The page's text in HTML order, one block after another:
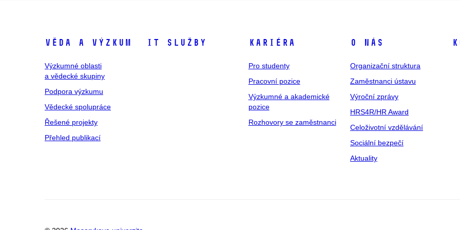
Věda a výzkum
Výzkumné oblasti
a vědecké skupiny
Podpora výzkumu
Vědecké spolupráce
Řešené projekty
Přehled publikací
IT služby Kariéra
Pro studenty
Pracovní pozice
Výzkumné a akademické
pozice
Rozhovory se zaměstnanci
O nás
Organizační struktura
Zaměstnanci ústavu
Výroční zprávy
HRS4R/HR Award
Celoživotní vzdělávání
Sociální bezpečí
Aktuality